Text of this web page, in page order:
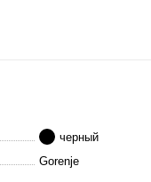
черный
Gorenje